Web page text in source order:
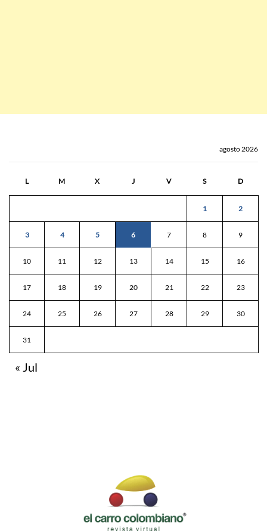
agosto 2026
L M X J V S D
1 2
3 4 5 6 7 8 9
10 11 12 13 14 15 16
17 18 19 20 21 22 23
24 25 26 27 28 29 30
31
« Jul